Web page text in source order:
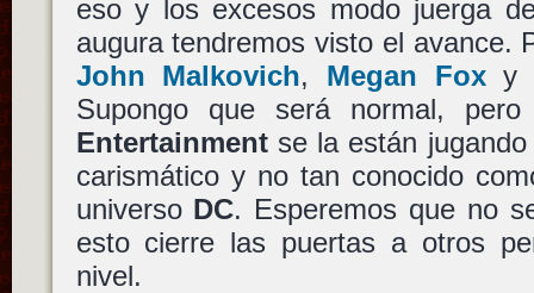
eso y los excesos modo juerga
augura tendremos visto el avance.
John Malkovich, Megan Foxy
Supongo que será normal,
Entertainmentse la están jugando
carismático y no tan conocido
universo DC. Esperemos que no
esto cierre las puertas a otros
nivel.